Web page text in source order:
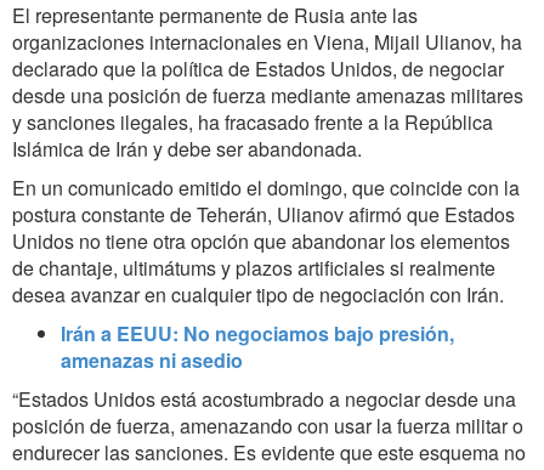
El representante permanente de Rusia ante las
organizaciones internacionales en Viena, Mijail Ulianov, ha
declarado que la política de Estados Unidos, de negociar
desde una posición de fuerza mediante amenazas militares
y sanciones ilegales, ha fracasado frente a la República
Islámica de Irán y debe ser abandonada.
En un comunicado emitido el domingo, que coincide con la
postura constante de Teherán, Ulianov afirmó que Estados
Unidos no tiene otra opción que abandonar los elementos
de chantaje, ultimátums y plazos artificiales si realmente
desea avanzar en cualquier tipo de negociación con Irán.
Irán a EEUU: No negociamos bajo presión,
amenazas ni asedio
“Estados Unidos está acostumbrado a negociar desde una
posición de fuerza, amenazando con usar la fuerza militar o
endurecer las sanciones. Es evidente que este esquema no